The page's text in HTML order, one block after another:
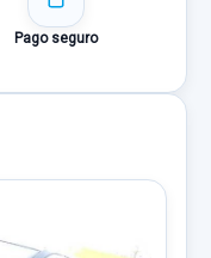
Pago seguro